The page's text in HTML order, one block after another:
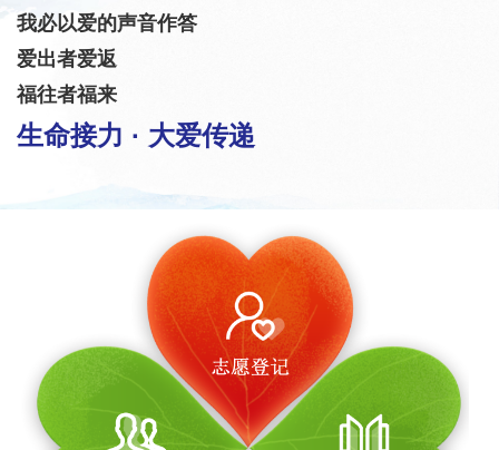
我必以爱的声音作答
爱出者爱返
福往者福来
生命接力 · 大爱传递